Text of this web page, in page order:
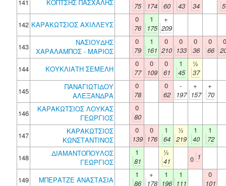
141 ΚΟΠΤΣΗΣ ΠΑΣΧΑΛΗΣ
75
174
60
43
34
142 ΚΑΡΑΚΩΤΣΙΟΣ ΑΧΙΛΛΕΥΣ
0
76
1
175
+
209
143
ΝΑΣΙΟΥΔΗΣ
ΧΑΡΑΛΑΜΠΟΣ - ΜΑΡΙΟΣ
0
79
1
161
0
210
0
133
0
36
0
66
0
144
ΚΟΥΚΛΙΑΤΗ ΣΕΜΕΛΗ
0
77
0
109
0
61
1
45
½
37
145
ΠΑΝΑΓΙΩΤΙΔΟΥ
ΑΛΕΞΑΝΔΡΑ
0
78
0
62
-
197
+
157
+
70
146
ΚΑΡΑΚΩΤΣΙΟΣ ΛΟΥΚΑΣ
ΓΕΩΡΓΙΟΣ
0
80
147
ΚΑΡΑΚΩΤΣΙΟΣ
ΚΩΝΣΤΑΝΤΙΝΟΣ
0
139
0
176
1
64
½
219
1
40
1
72
148
ΔΙΑΜΑΝΤΟΠΟΥΛΟΣ
ΓΕΩΡΓΙΟΣ
1
81
½
41
0 1
149 ΜΠΕΡΑΤΖΕ ΑΝΑΣΤΑΣΙΑ
1
86
+
178
1
196
1
111
0
101